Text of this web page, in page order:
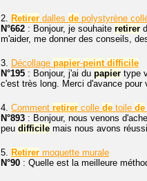
2. Retirer dalles de polystyrène
N°662 : Bonjour, je souhaite retirer
m'aider, me donner des conseils,
3. Décollage papier-peint difficile
N°195 : Bonjour, j'ai du papier type
c'est très long. Merci d'avance pour
4. Comment retirer colle de toile de
N°893 : Bonjour, nous venons
peu difficile mais nous avons réussi
5. Retirer moquette murale
N°90 : Quelle est la meilleure